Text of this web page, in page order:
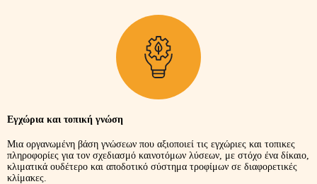
Εγχώρια και τοπική γνώση
Μια οργανωμένη βάση γνώσεων που αξιοποιεί τις εγχώριες και τοπικες
πληροφορίες για τον σχεδιασμό καινοτόμων λύσεων, με στόχο ένα δίκαιο,
κλιματικά ουδέτερο και αποδοτικό σύστημα τροφίμων σε διαφορετικές
κλίμακες.